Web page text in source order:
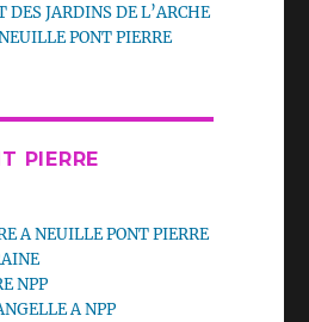
JARDINS DE L’ARCHE
PONT PIERRE
PIERRE
A NEUILLE PONT PIERRE
NPP
A NPP